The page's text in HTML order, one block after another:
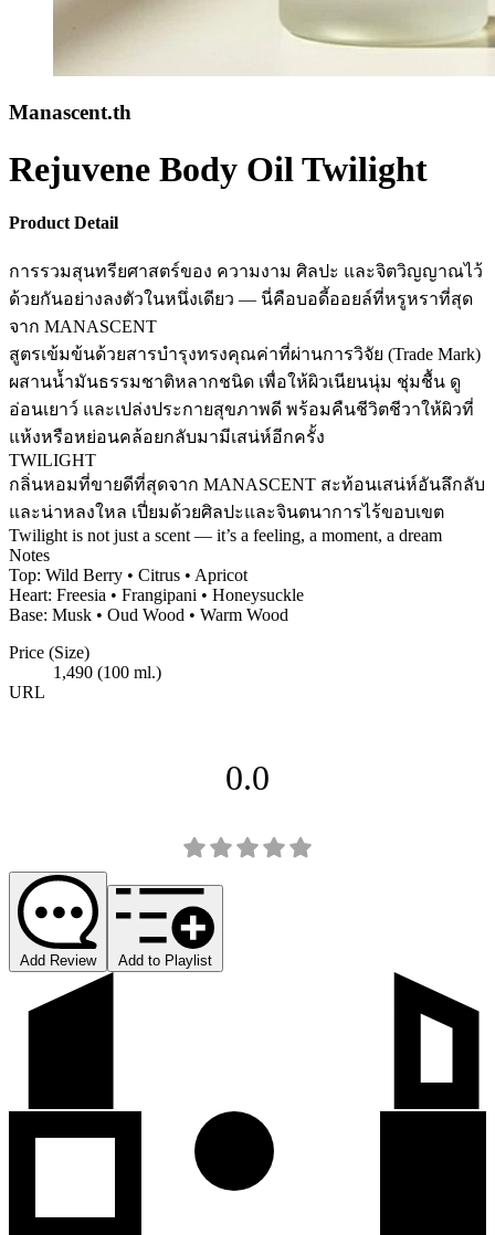
Manascent.th
Rejuvene Body Oil Twilight
Product Detail
การรวมสุนทรียศาสตร์ของ ความงาม ศิลปะ และจิตวิญญาณไว้
ด้วยกันอย่างลงตัวในหนึ่งเดียว — นี่คือบอดี้ออยล์ที่หรูหราที่สุด
จาก MANASCENT
สูตรเข้มข้นด้วยสารบำรุงทรงคุณค่าที่ผ่านการวิจัย (Trade Mark)
ผสานน้ำมันธรรมชาติหลากชนิด เพื่อให้ผิวเนียนนุ่ม ชุ่มชื้น ดู
อ่อนเยาว์ และเปล่งประกายสุขภาพดี พร้อมคืนชีวิตชีวาให้ผิวที่
แห้งหรือหย่อนคล้อยกลับมามีเสน่ห์อีกครั้ง
TWILIGHT
กลิ่นหอมที่ขายดีที่สุดจาก MANASCENT สะท้อนเสน่ห์อันลึกลับ
และน่าหลงใหล เปี่ยมด้วยศิลปะและจินตนาการไร้ขอบเขต
Twilight is not just a scent — it’s a feeling, a moment, a dream
Notes
Top: Wild Berry • Citrus • Apricot
Heart: Freesia • Frangipani • Honeysuckle
Base: Musk • Oud Wood • Warm Wood
Price (Size)
1,490 (100 ml.)
URL
0.0
Add Review Add to Playlist